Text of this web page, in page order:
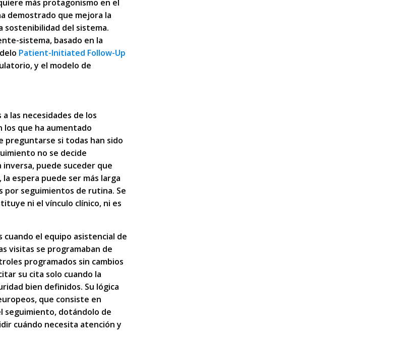
más protagonismo en el
demostrado que mejora la
sostenibilidad del sistema.
sistema, basado en la
Patient-Initiated Follow-Up
y el modelo de
las necesidades de los
los que ha aumentado
preguntarse si todas han sido
no se decide
puede suceder que
espera puede ser más larga
por seguimientos de rutina. Se
ni el vínculo clínico, ni es
cuando el equipo asistencial de
visitas se programaban de
programados sin cambios
su cita solo cuando la
bien definidos. Su lógica
que consiste en
seguimiento, dotándolo de
cuándo necesita atención y